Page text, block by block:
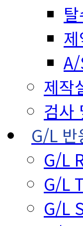
제작
검사
G/L 반
G/L
G/L
G/L